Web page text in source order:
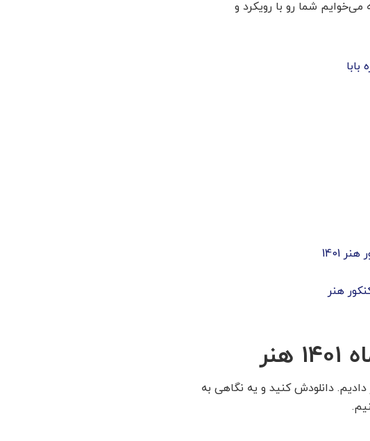
می‌خوایم شما رو با رویکرد و
1401
هنر
دی 1401 اینجا براتون قرار دادیم. دانلودش کنید و یه نگاهی به